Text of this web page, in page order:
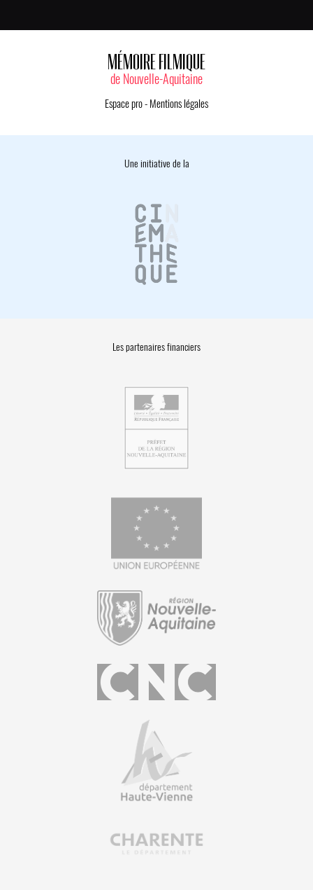
MÉMOIRE FILMIQUE
de Nouvelle-Aquitaine
Espace pro- Mentions légales
Une initiative de la
Les partenaires financiers